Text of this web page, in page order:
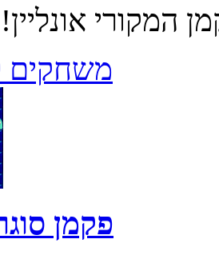
משחקים
פקמן